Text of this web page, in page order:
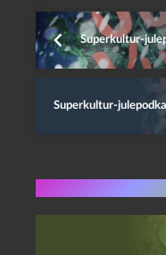
Superkultur-
Superkultur-